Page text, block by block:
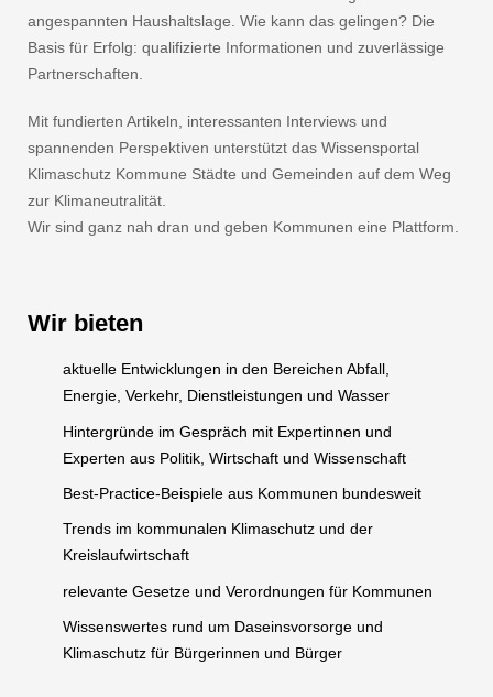
angespannten Haushaltslage. Wie kann das gelingen? Die
Basis für Erfolg: qualifizierte Informationen und zuverlässige
Partnerschaften.
Mit fundierten Artikeln, interessanten Interviews und
spannenden Perspektiven unterstützt das Wissensportal
Klimaschutz Kommune Städte und Gemeinden auf dem Weg
zur Klimaneutralität.
Wir sind ganz nah dran und geben Kommunen eine Plattform.
Wir bieten
aktuelle Entwicklungen in den Bereichen Abfall,
Energie, Verkehr, Dienstleistungen und Wasser
Hintergründe im Gespräch mit Expertinnen und
Experten aus Politik, Wirtschaft und Wissenschaft
Best-Practice-Beispiele aus Kommunen bundesweit
Trends im kommunalen Klimaschutz und der
Kreislaufwirtschaft
relevante Gesetze und Verordnungen für Kommunen
Wissenswertes rund um Daseinsvorsorge und
Klimaschutz für Bürgerinnen und Bürger